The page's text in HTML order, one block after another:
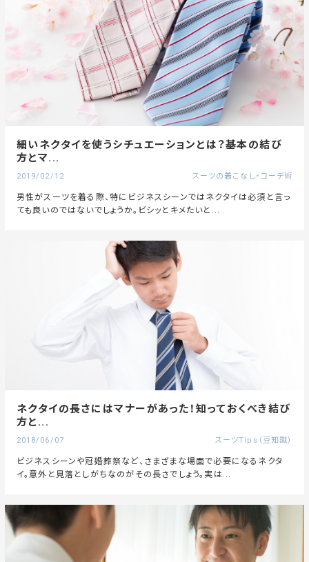
細いネクタイを使うシチュエーションとは？基本の結び
方とマ...
2019/02/12 スーツの着こなし・コーデ術
男性がスーツを着る際、特にビジネスシーンではネクタイは必須と言っ
ても良いのではないでしょうか。ビシッとキメたいと...
ネクタイの長さにはマナーがあった！知っておくべき結び
方と...
2018/06/07 スーツTips（豆知識）
ビジネスシーンや冠婚葬祭など、さまざまな場面で必要になるネクタ
イ。意外と見落としがちなのがその長さでしょう。実は...